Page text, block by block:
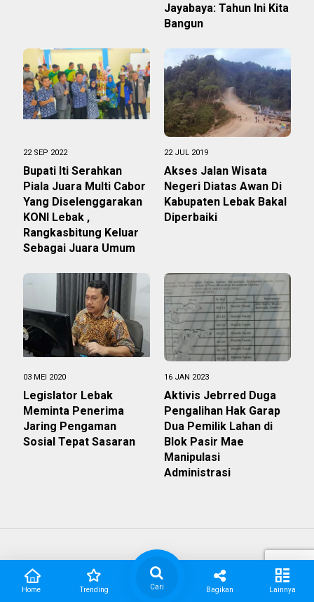
Jayabaya: Tahun Ini Kita
Bangun
22 SEP 2022
Bupati Iti Serahkan
Piala Juara Multi Cabor
Yang Diselenggarakan
KONI Lebak ,
Rangkasbitung Keluar
Sebagai Juara Umum
22 JUL 2019
Akses Jalan Wisata
Negeri Diatas Awan Di
Kabupaten Lebak Bakal
Diperbaiki
03 MEI 2020
Legislator Lebak
Meminta Penerima
Jaring Pengaman
Sosial Tepat Sasaran
16 JAN 2023
Aktivis Jebrred Duga
Pengalihan Hak Garap
Dua Pemilik Lahan di
Blok Pasir Mae
Manipulasi
Administrasi
Home Trending Cari Bagikan Lainnya